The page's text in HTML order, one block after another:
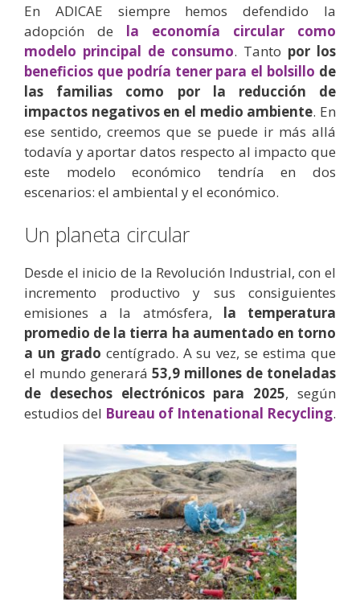
En ADICAE siempre hemos defendido la
adopción de la economía circular como
modelo principal de consumo. Tanto por los
beneficios que podría tener para el bolsillo de
las familias como por la reducción de
impactos negativos en el medio ambiente. En
ese sentido, creemos que se puede ir más allá
todavía y aportar datos respecto al impacto que
este modelo económico tendría en dos
escenarios: el ambiental y el económico.
Un planeta circular
Desde el inicio de la Revolución Industrial, con el
incremento productivo y sus consiguientes
emisiones a la atmósfera, la temperatura
promedio de la tierra ha aumentado en torno
a un grado centígrado. A su vez, se estima que
el mundo generará 53,9 millones de toneladas
de desechos electrónicos para 2025, según
estudios del Bureau of Intenational Recycling.